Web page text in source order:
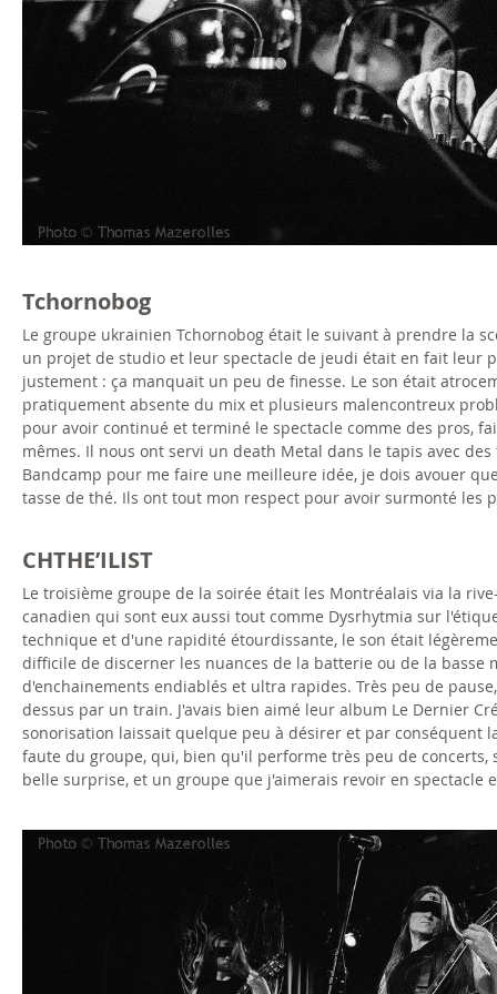
p
g
Tchornobog
Le groupe ukrainien Tchornobog était le suivant à prendre la
un projet de studio et leur spectacle de jeudi était en fait leur
justement : ça manquait un peu de finesse. Le son était
pratiquement absente du mix et plusieurs malencontreux
pour avoir continué et terminé le spectacle comme des pros,
mêmes. Il nous ont servi un death Metal dans le tapis avec
Bandcamp pour me faire une meilleure idée, je dois avouer
tasse de thé. Ils ont tout mon respect pour avoir surmonté les
CHTHE’ILIST
Le troisième groupe de la soirée était les Montréalais via la
canadien qui sont eux aussi tout comme Dysrhytmia sur
technique et d'une rapidité étourdissante, le son était
difficile de discerner les nuances de la batterie ou de la
d'enchainements endiablés et ultra rapides. Très peu de
dessus par un train. J'avais bien aimé leur album Le Dernier
sonorisation laissait quelque peu à désirer et par conséquent
faute du groupe, qui, bien qu'il performe très peu de
belle surprise, et un groupe que j'aimerais revoir en spectacle